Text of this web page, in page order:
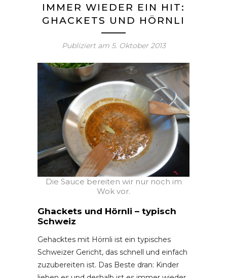
IMMER WIEDER EIN HIT:
GHACKETS UND HÖRNLI
Publiziert am 5. Oktober 2013
Die Sauce bereiten wir nur noch im
Wok vor.
Ghackets und Hörnli – typisch
Schweiz
Gehacktes mit Hörnli ist ein typisches
Schweizer Gericht, das schnell und einfach
zuzubereiten ist. Das Beste dran: Kinder